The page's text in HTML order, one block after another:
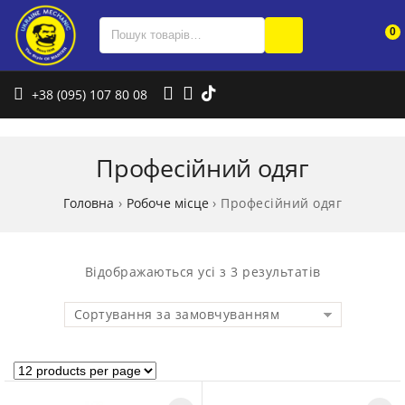
0
+38 (095) 107 80 08
Професійний одяг
Головна › Робоче місце› Професійний одяг
Відображаються усі з 3 результатів
Сортування за замовчуванням